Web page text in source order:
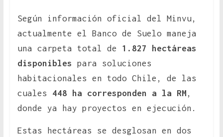
Según información oficial del Minvu,
actualmente el Banco de Suelo maneja
una carpeta total de 1.827 hectáreas
disponibles para soluciones
habitacionales en todo Chile, de las
cuales 448 ha corresponden a la RM ,
donde ya hay proyectos en ejecución.
Estas hectáreas se desglosan en dos